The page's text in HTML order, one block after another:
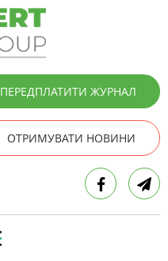
ПЕРЕДПЛАТИТИ ЖУРНАЛ
ОТРИМУВАТИ НОВИНИ